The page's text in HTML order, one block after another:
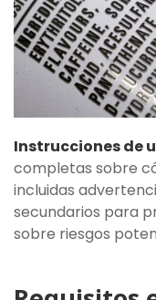
Instrucciones de
completas sobre
incluidas
secundarios para
sobre riesgos